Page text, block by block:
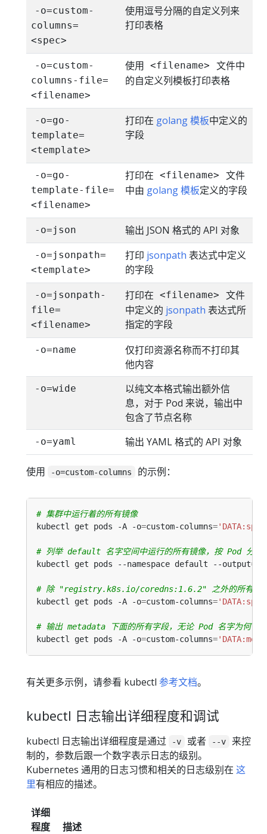
-o=custom-
columns=
<spec>
使用逗号分隔的自定义列来
打印表格
-o=custom-
columns-file=
<filename>
使用 <filename>
文件中
的自定义列模板打印表格
-o=go-
template=
<template>
打印在 golang 模板中定义的
字段
-o=go-
template-file=
<filename>
打印在 <filename>
文件
中由 golang 模板定义的字段
-o=json 输出 JSON 格式的 API 对象
-o=jsonpath=
<template>
打印 jsonpath 表达式中定义
的字段
-o=jsonpath-
file=
<filename>
打印在 <filename>
文件
中定义的 jsonpath 表达式所
指定的字段
-o=name
仅打印资源名称而不打印其
他内容
-o=wide
以纯文本格式输出额外信
息，对于 Pod 来说，输出中
包含了节点名称
-o=yaml 输出 YAML 格式的 API 对象
使用 -o=custom-columns 的示例：
# 集群中运行着的所有镜像
kubectl get pods -A -o=custom-columns=
# 列举 default 名字空间中运行的所有镜像，按 Pod 分组
kubectl get pods --namespace default --output=
# 除 "registry.k8s.io/coredns:1.6.2" 之外的所有镜
kubectl get pods -A -o=custom-columns=
# 输出 metadata 下面的所有字段，无论 Pod 名字为何
kubectl get pods -A -o=custom-columns=
有关更多示例，请参看 kubectl 参考文档。
kubectl 日志输出详细程度和调试
kubectl 日志输出详细程度是通过 -v 或者 --v
来控
制的，参数后跟一个数字表示日志的级别。
Kubernetes 通用的日志习惯和相关的日志级别在 这
里有相应的描述。
详细
程度
描述